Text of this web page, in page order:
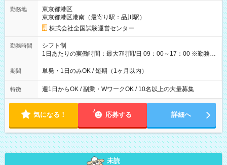
例】 ・河合塾模擬試験 8:30～17:30（休憩1時間） 時給1,300円
×8時間＝日収10,400円＋交通費 ※当日の役割により時給＋100
円の場合あり ・国家試験 7:00～13:30（休憩なし） 時給1,300
円（役割手当＋100円）×6時間＝日収8,400円＋交通費 【試用期
間】試用期間なし
勤務地
東京都港区
東京都港区港南（最寄り駅：品川駅）
株式会社全国試験運営センター
勤務時間
シフト制
1日あたりの実働時間：最大7時間/日 09：00～17：00 ※勤務時
間は 試験により異なります。
期間 単発・1日のみOK / 短期（1ヶ月以内）
特徴 週1日からOK / 副業・WワークOK / 10名以上の大量募集
気になる！ 応募する 詳細へ
未読